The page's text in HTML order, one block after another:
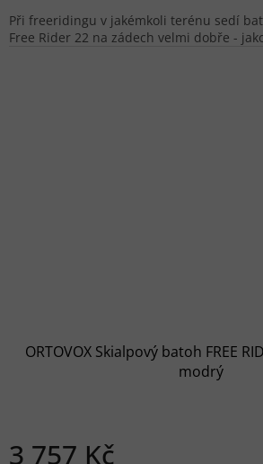
Při freeridingu v jakémkoli terénu sedí
Free Rider 22 na zádech velmi dobře -
ORTOVOX Skialpový batoh FREE
modrý
3 757 Kč